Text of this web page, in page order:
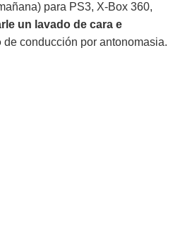
para PS3, X-Box 360,
un lavado de cara e
de conducción por antonomasia.